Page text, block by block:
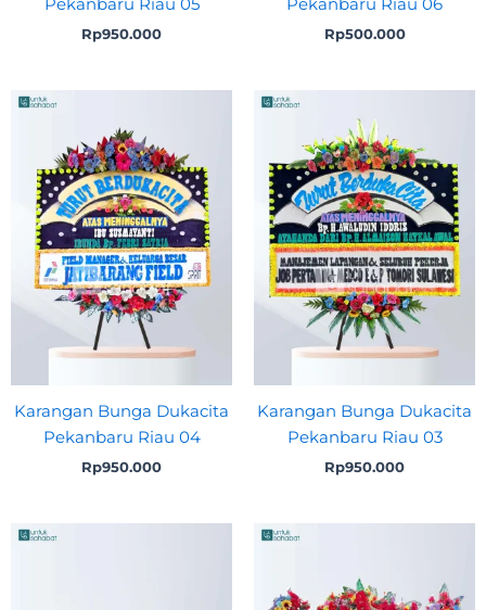
Rp950.000 Rp500.000
Karangan Bunga Dukacita
Pekanbaru Riau 04
Rp950.000
Karangan Bunga Dukacita
Pekanbaru Riau 03
Rp950.000
Rp1.350.000.